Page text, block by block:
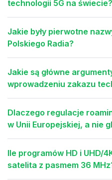
technologii 5G na świecie?
Jakie były pierwotne
Polskiego Radia?
Jakie są główne
wprowadzeniu zakazu
Dlaczego regulacje
w Unii Europejskiej, a nie
Ile programów HD i UHD/
satelita z pasmem 36